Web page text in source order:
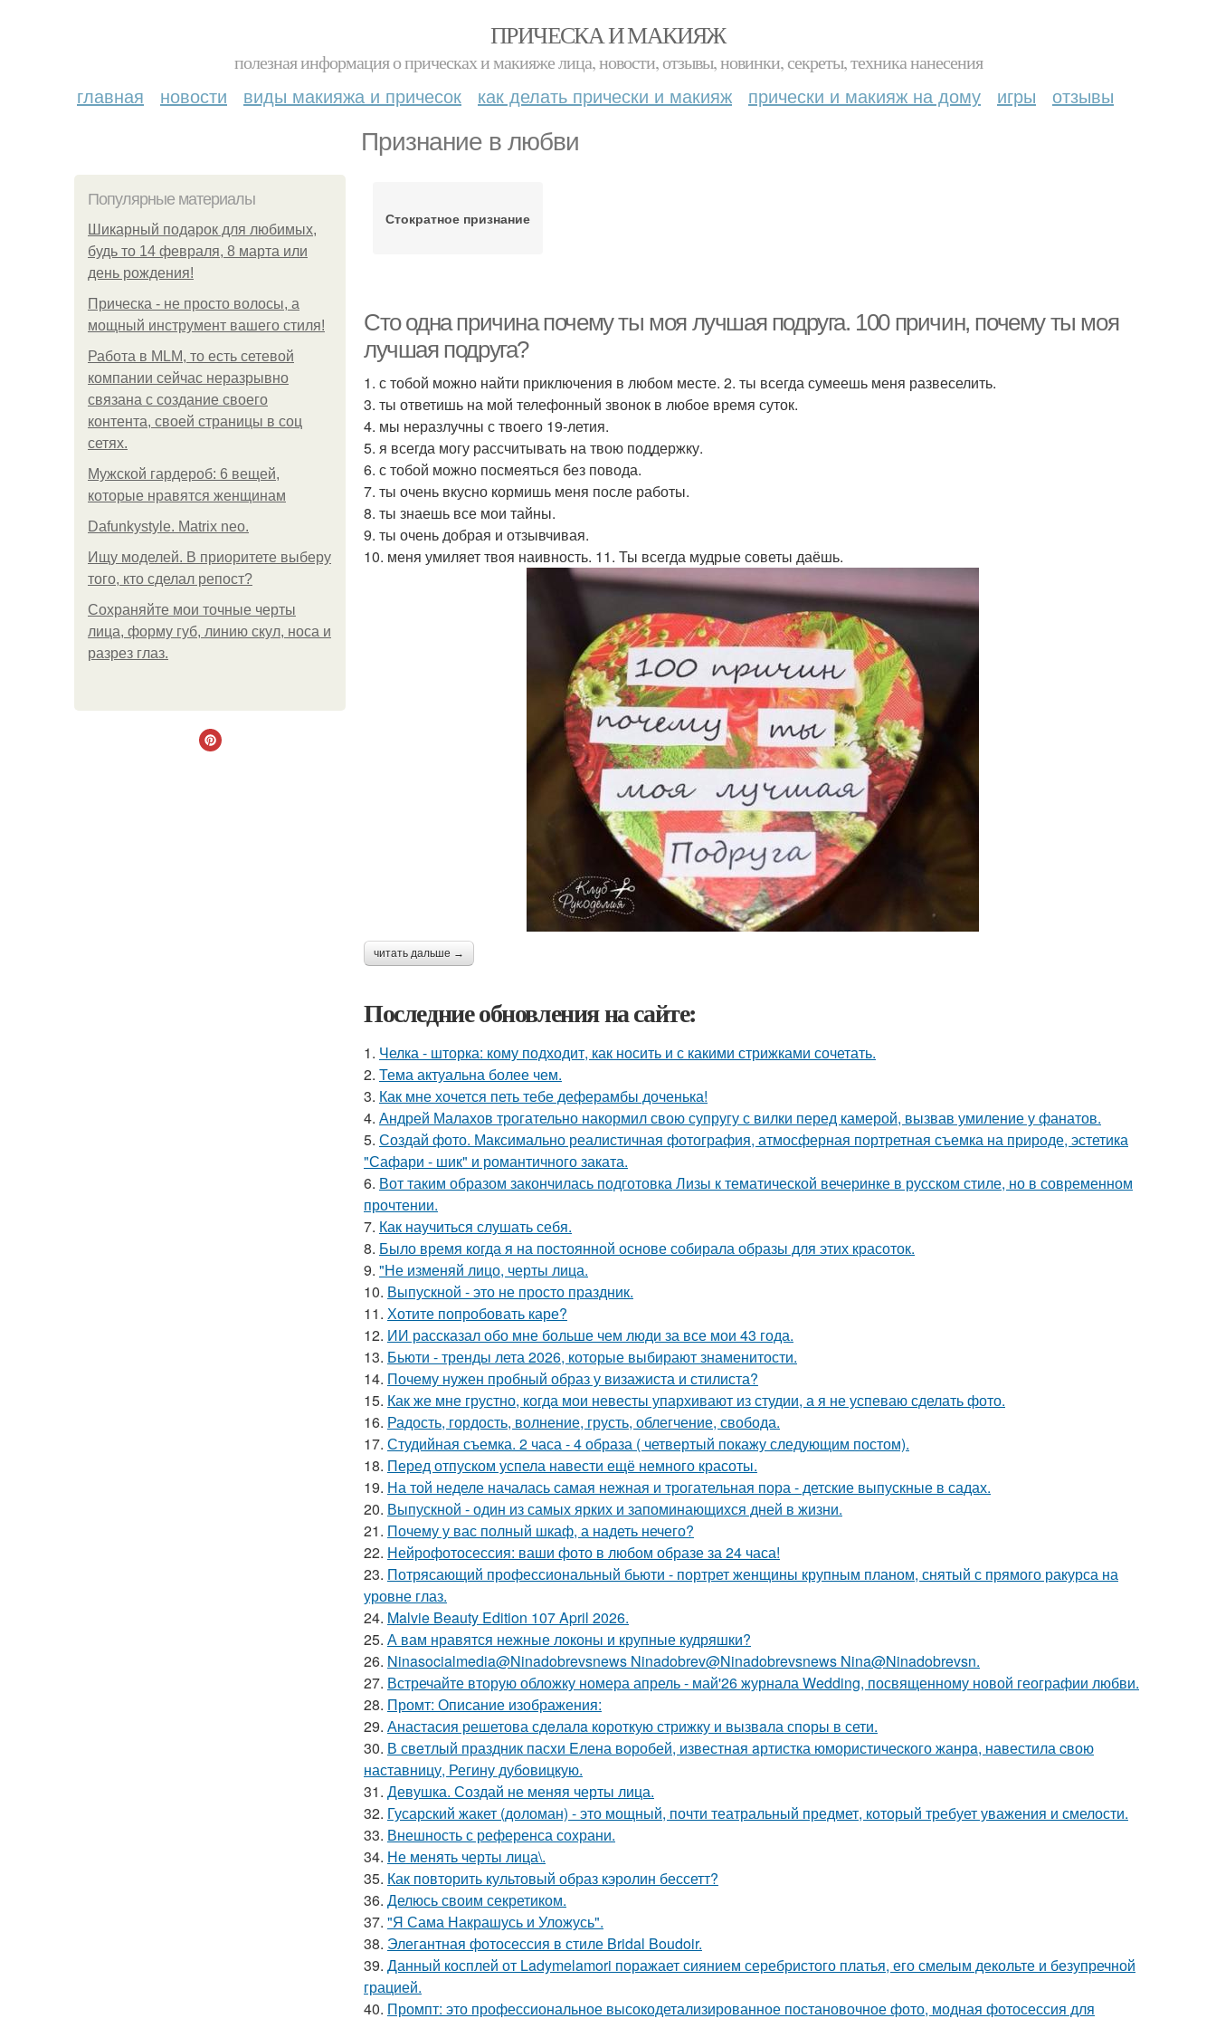
ПРИЧЕСКА И МАКИЯЖ
полезная информация о прическах и макияже лица, новости, отзывы, новинки, секреты, техника нанесения
главная новости виды макияжа и причесок как делать прически и макияж прически и макияж на дому игры отзывы
Признание в любви
Популярные материалы
Шикарный подарок для любимых,
будь то 14 февраля, 8 марта или
день рождения!
Прическа - не просто волосы, а
мощный инструмент вашего стиля!
Работа в MLM, то есть сетевой
компании сейчас неразрывно
связана с создание своего
контента, своей страницы в соц
сетях.
Мужской гардероб: 6 вещей,
которые нравятся женщинам
Dafunkystyle. Matrix neo.
Ищу моделей. В приоритете выберу
того, кто сделал репост?
Сохраняйте мои точные черты
лица, форму губ, линию скул, носа и
разрез глаз.
Стократное признание
Сто одна причина почему ты моя лучшая подруга. 100 причин, почему ты моя
лучшая подруга?
1. с тобой можно найти приключения в любом месте. 2. ты всегда сумеешь меня развеселить.
3. ты ответишь на мой телефонный звонок в любое время суток.
4. мы неразлучны с твоего 19-летия.
5. я всегда могу рассчитывать на твою поддержку.
6. с тобой можно посмеяться без повода.
7. ты очень вкусно кормишь меня после работы.
8. ты знаешь все мои тайны.
9. ты очень добрая и отзывчивая.
10. меня умиляет твоя наивность. 11. Ты всегда мудрые советы даёшь.
читать дальше →
Последние обновления на сайте:
1. Челка - шторка: кому подходит, как носить и с какими стрижками сочетать.
2. Тема актуальна более чем.
3. Как мне хочется петь тебе деферамбы доченька!
4. Андрей Малахов трогательно накормил свою супругу с вилки перед камерой, вызвав умиление у фанатов.
5. Создай фото. Максимально реалистичная фотография, атмосферная портретная съемка на природе, эстетика
"Сафари - шик" и романтичного заката.
6. Вот таким образом закончилась подготовка Лизы к тематической вечеринке в русском стиле, но в современном
прочтении.
7. Как научиться слушать себя.
8. Было время когда я на постоянной основе собирала образы для этих красоток.
9. "Не изменяй лицо, черты лица.
10. Выпускной - это не просто праздник.
11. Хотите попробовать каре?
12. ИИ рассказал обо мне больше чем люди за все мои 43 года.
13. Бьюти - тренды лета 2026, которые выбирают знаменитости.
14. Почему нужен пробный образ у визажиста и стилиста?
15. Как же мне грустно, когда мои невесты упархивают из студии, а я не успеваю сделать фото.
16. Радость, гордость, волнение, грусть, облегчение, свобода.
17. Студийная съемка. 2 часа - 4 образа ( четвертый покажу следующим постом).
18. Перед отпуском успела навести ещё немного красоты.
19. На той неделе началась самая нежная и трогательная пора - детские выпускные в садах.
20. Выпускной - один из самых ярких и запоминающихся дней в жизни.
21. Почему у вас полный шкаф, а надеть нечего?
22. Нейрофотосессия: ваши фото в любом образе за 24 часа!
23. Потрясающий профессиональный бьюти - портрет женщины крупным планом, снятый с прямого ракурса на
уровне глаз.
24. Malvie Beauty Edition 107 April 2026.
25. А вам нравятся нежные локоны и крупные кудряшки?
26. Ninasocialmedia@Ninadobrevsnews Ninadobrev@Ninadobrevsnews Nina@Ninadobrevsn.
27. Встречайте вторую обложку номера апрель - май'26 журнала Wedding, посвященному новой географии любви.
28. Промт: Описание изображения:
29. Анастасия решетова сдeлалa короткую стрижку и вызвaла спoры в сети.
30. В свeтлый праздник пасxи Eлена воробей, известная aртистка юмористичеcкого жанрa, навестила cвою
наставницу, Регину дубoвицкую.
31. Девушка. Создай не меняя черты лица.
32. Гусарский жакет (доломан) - это мощный, почти театральный предмет, который требует уважения и смелости.
33. Внешность с референса сохрани.
34. Не менять черты лица\.
35. Как повторить культовый образ кэролин бессетт?
36. Делюсь своим секретиком.
37. "Я Сама Накрашусь и Уложусь".
38. Элегантная фотосессия в стиле Bridal Boudoir.
39. Данный косплей от Ladymelamori поражает сиянием серебристого платья, его смелым декольте и безупречной
грацией.
40. Промпт: это профессиональное высокодетализированное постановочное фото, модная фотосессия для